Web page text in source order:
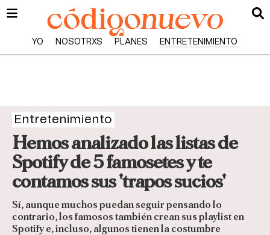
YO NOSOTRXS PLANES ENTRETENIMIENTO
Entretenimiento
Hemos analizado las listas de
Spotify de 5 famosetes y te
contamos sus 'trapos sucios'
Sí, aunque muchos puedan seguir pensando lo
contrario, los famosos también crean sus playlist en
Spotify e, incluso, algunos tienen la costumbre